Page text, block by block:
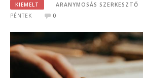
KIEMELT ARANYMOSÁS SZERKESZTŐ
PÉNTEK
0